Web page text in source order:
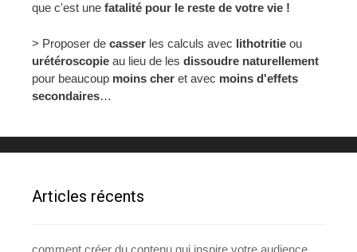
que c'est une fatalité pour le reste de votre vie !
> Proposer de casser les calculs avec lithotritie ou
urétéroscopie au lieu de les dissoudre naturellement
pour beaucoup moins cher et avec moins d'effets
secondaires…
Articles récents
comment créer du contenu qui inspire votre audience